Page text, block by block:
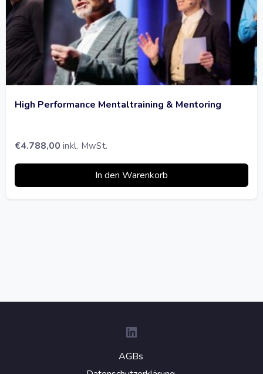
High Performance Mentaltraining & Mentoring
€4.788,00 inkl. MwSt.
In den Warenkorb
LinkedIn
AGBs